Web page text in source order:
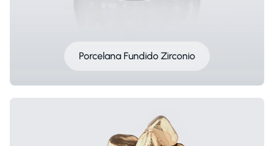
Porcelana Fundido Zirconio